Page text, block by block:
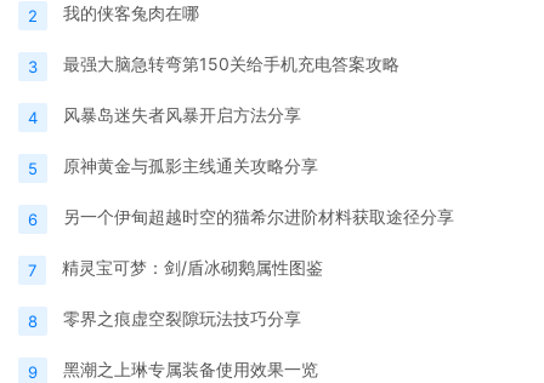
2 我的侠客兔肉在哪
3 最强大脑急转弯第150关给手机充电答案攻略
4 风暴岛迷失者风暴开启方法分享
5 原神黄金与孤影主线通关攻略分享
6 另一个伊甸超越时空的猫希尔进阶材料获取途径分享
7 精灵宝可梦：剑/盾冰砌鹅属性图鉴
8 零界之痕虚空裂隙玩法技巧分享
9 黑潮之上琳专属装备使用效果一览